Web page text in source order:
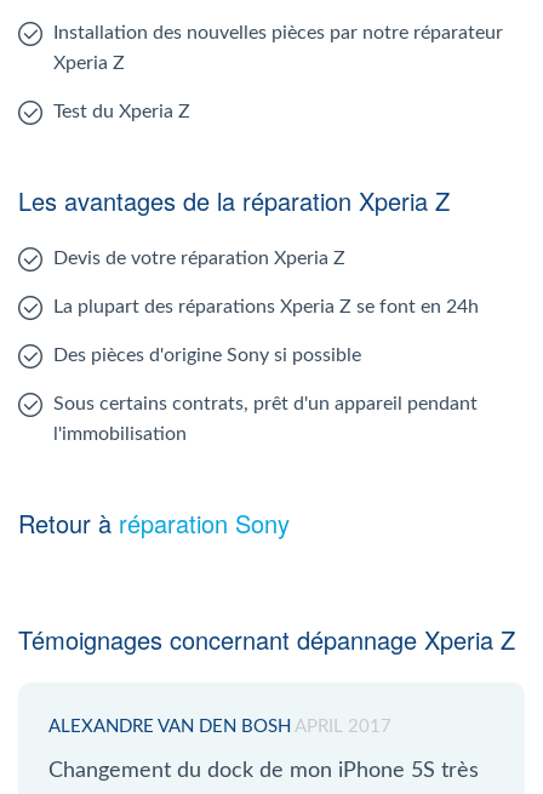
Installation des nouvelles pièces par notre réparateur
Xperia Z
Test du Xperia Z
Les avantages de la réparation Xperia Z
Devis de votre réparation Xperia Z
La plupart des réparations Xperia Z se font en 24h
Des pièces d'origine Sony si possible
Sous certains contrats, prêt d'un appareil pendant
l'immobilisation
Retour à réparation Sony
Témoignages concernant dépannage Xperia Z
ALEXANDRE VAN DEN BOSH APRIL 2017
Changement du dock de mon iPhone 5S très